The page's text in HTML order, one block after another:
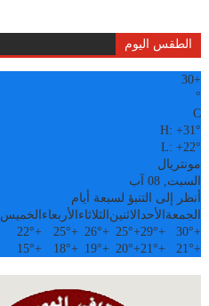
الطقس اليوم
+
30
°
C
H:+31°
L:+22°
مونتريال
السبت, 08 آب
أنظر إلى التنبؤ لسبعة أيام
الجمعة الأحدالاثنين الثلاثاء الأربعاء الخميس
+
30°
+
29°
+
25°
+
26°
+
25°
+
22°
+
21°
+
21°
+
20°
+
19°
+
18°
+
15°